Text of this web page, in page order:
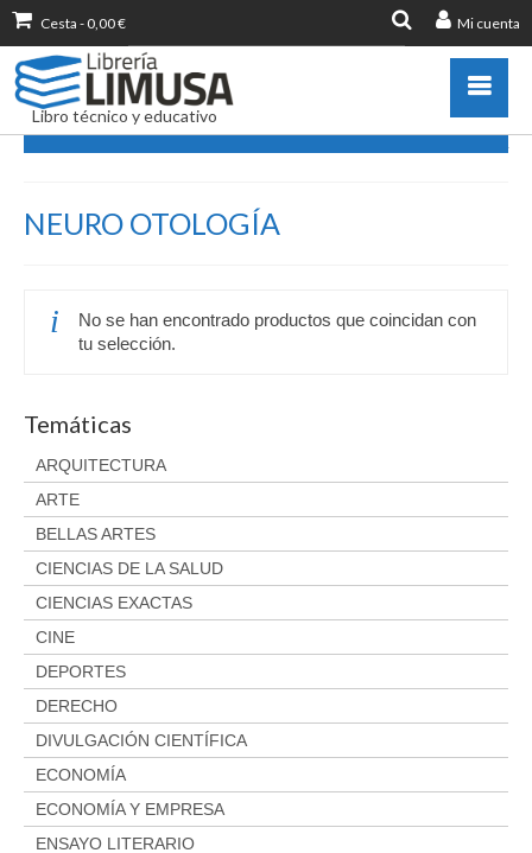
Mi cuenta
Cesta - 0,00€
Buscar
por:
Libro técnico y educativo
Novedades
Publicar con nosotros
Información sobre libro
Ayuda
Contacto
Aviso legal
Condiciones del servicio
Política de privacidad
Cambios y devoluciones
NEURO OTOLOGÍA
No se han encontrado productos que coincidan con
tu selección.
Temáticas
ARQUITECTURA
ARTE
BELLAS ARTES
CIENCIAS DE LA SALUD
CIENCIAS EXACTAS
CINE
DEPORTES
DERECHO
DIVULGACIÓN CIENTÍFICA
ECONOMÍA
ECONOMÍA Y EMPRESA
ENSAYO LITERARIO